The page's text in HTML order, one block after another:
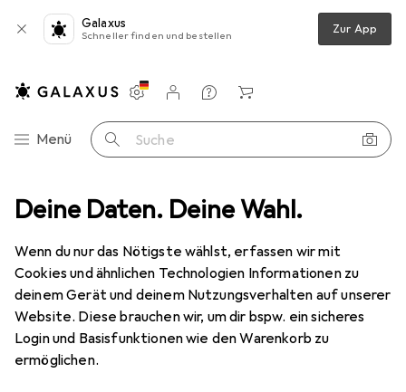
Deine Daten. Deine Wahl.
Wenn du nur das Nötigste wählst, erfassen wir mit
Cookies und ähnlichen Technologien Informationen zu
deinem Gerät und deinem Nutzungsverhalten auf unserer
Website. Diese brauchen wir, um dir bspw. ein sicheres
Login und Basisfunktionen wie den Warenkorb zu
ermöglichen.
Galaxus
Schneller finden und bestellen Zur App
Navigation nach Kategorien
Menü Suche
Einstellungen
Kundenkonto
Vergleichslisten
Merklisten
Warenkorb
Relais ABB 3 Pole 265A 100-250V50/60HZ-DC Contactor
2 Bilder
ABB 3 Pole 265A 100-250V50/60HZ-
DC Contactor